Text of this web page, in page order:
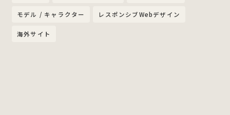
モデル / キャラクター レスポンシブWebデザイン
海外サイト